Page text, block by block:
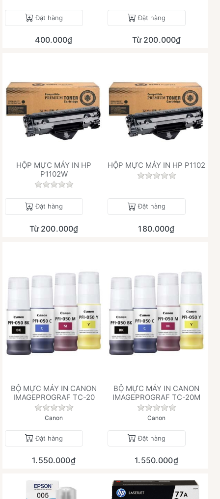
Đặt hàng
400.000₫
Đặt hàng
Từ 200.000₫
HỘP MỰC MÁY IN HP
P1102W
Chưa có đánh giá nào cho sản phẩm này.
Đặt hàng
Từ 200.000₫
HỘP MỰC MÁY IN HP P1102
Chưa có đánh giá
Đặt hàng
180.000₫
BỘ MỰC MÁY IN CANON
IMAGEPROGRAF TC-20
Chưa có đánh giá nào cho sản phẩm này.
Canon
Đặt hàng
1.550.000₫
BỘ MỰC MÁY IN CANON
IMAGEPROGRAF TC-20M
Chưa có đánh giá
Canon
Đặt hàng
1.550.000₫